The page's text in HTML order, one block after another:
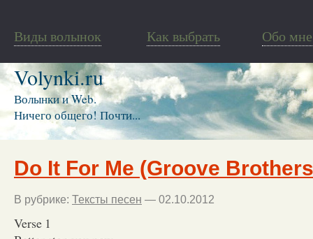
Виды волынок Как выбрать Обо мне
Volynki.ru
Волынки и Web.
Ничего общего! Почти...
Do It For Me (Groove
В рубрике: Тексты песен — 02.10.2012
Verse 1